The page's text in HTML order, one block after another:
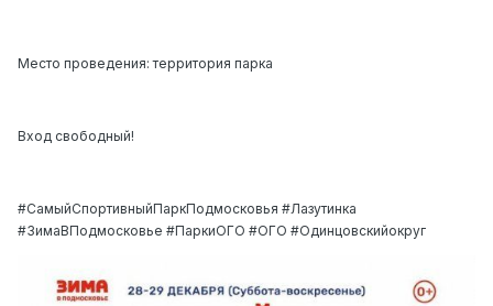
Место проведения: территория парка
Вход свободный!
#СамыйСпортивныйПаркПодмосковья #Лазутинка
#ЗимаВПодмосковье #ПаркиОГО #ОГО #Одинцовскийокруг